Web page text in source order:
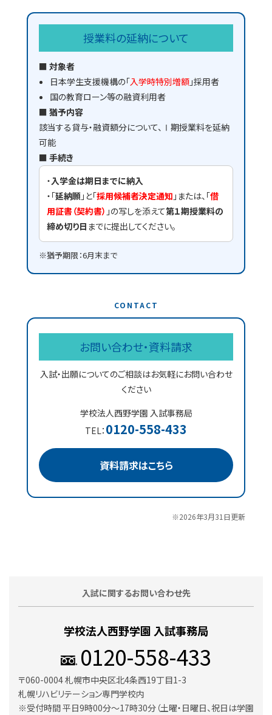
授業料の延納について
■ 対象者
日本学生支援機構の「入学時特別増額 」採用者
国の教育ローン等の融資利用者
■ 猶予内容
該当する貸与・融資額分について、Ⅰ期授業料を延納
可能
■ 手続き
・入学金は期日までに納入
・「延納願 」と「採用候補者決定通知 」または、「借
用証書（契約書） 」の写しを添えて第１期授業料の
締め切り日 までに提出してください。
※猶予期限：6月末まで
CONTACT
お問い合わせ・資料請求
入試・出願についてのご相談はお気軽にお問い合わせ
ください
学校法人西野学園 入試事務局
TEL： 0120-558-433
資料請求はこちら
※2026年3月31日更新
入試に関するお問い合わせ先
学校法人西野学園 入試事務局
0120-558-433
〒060-0004 札幌市中央区北4条西19丁目1-3
札幌リハビリテーション専門学校内
※受付時間 平日9時00分～17時30分（土曜・日曜日、祝日は学園